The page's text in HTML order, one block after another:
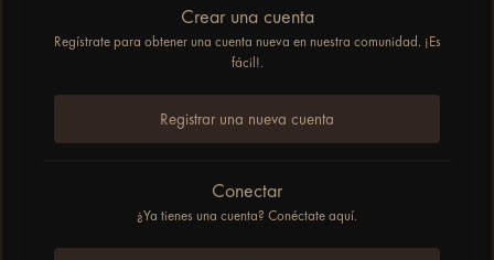
Crear una cuenta
Regístrate para obtener una cuenta nueva en nuestra comunidad. ¡Es
fácil!.
Registrar una nueva cuenta
Conectar
¿Ya tienes una cuenta? Conéctate aquí.